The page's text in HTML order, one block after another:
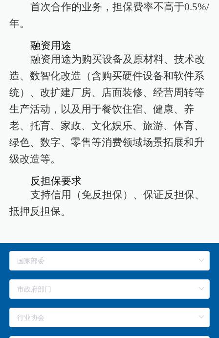
首次合作的业务，担保费率不高于0.5%/
年。
融资用途
融资用途为购买设备及原材料、技术改
造、数智化改造（含购买硬件设备和软件系
统）、改扩建厂房、店面装修、经营周转等
生产活动，以及用于餐饮住宿、健康、养
老、托育、家政、文化娱乐、旅游、体育、
绿色、数字、零售等消费领域场景拓展和升
级改造等。
反担保要求
支持信用（免反担保）、保证反担保、
抵押反担保。